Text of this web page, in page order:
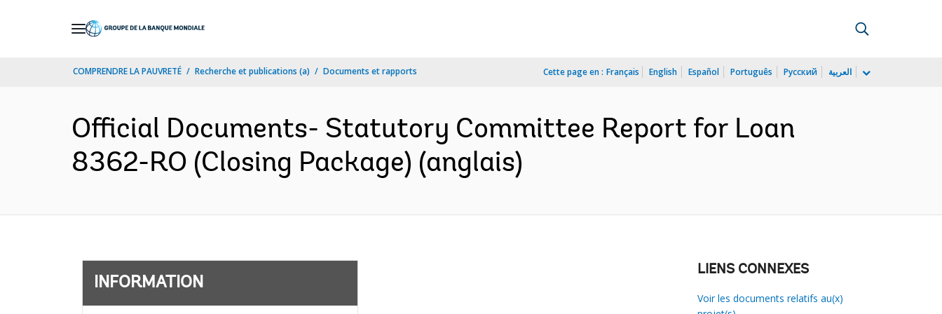
COMPRENDRE LA PAUVRETÉ Recherche et publications (a) Documents et rapports Cette page en : Français English Español Português Русский العربية
Official Documents- Statutory Committee Report for Loan
8362-RO (Closing Package) (anglais)
INFORMATION
LIENS CONNEXES
Voir les documents relatifs au(x)